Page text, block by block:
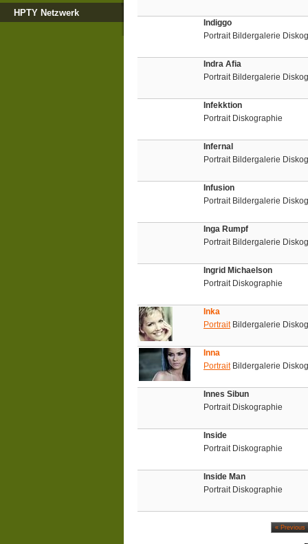
HPTY Netzwerk
Indiggo
Portrait Bildergalerie
Indra Afia
Portrait Bildergalerie
Infekktion
Portrait Diskographie
Infernal
Portrait Bildergalerie
Infusion
Portrait Bildergalerie
Inga Rumpf
Portrait Bildergalerie
Ingrid Michaelson
Portrait Diskographie
Inka
PortraitBildergalerie
Inna
PortraitBildergalerie
Innes Sibun
Portrait Diskographie
Inside
Portrait Diskographie
Inside Man
Portrait Diskographie
« Previous